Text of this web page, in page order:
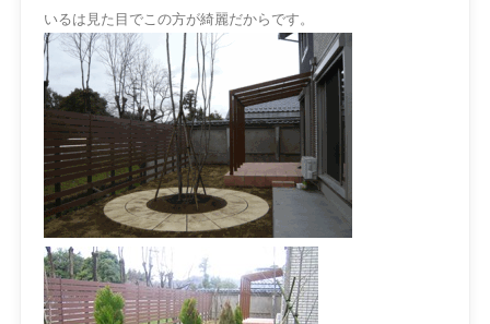
いるは見た目でこの方が綺麗だからです。